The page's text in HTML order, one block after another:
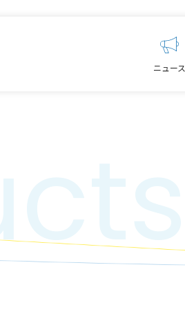
ニュース